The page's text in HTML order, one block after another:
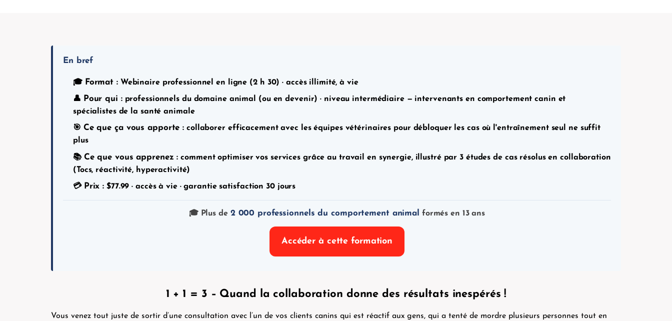
En bref
🎓 Format :Webinaire professionnel en ligne (2 h 30) · accès illimité, à vie
👤 Pour qui :professionnels du domaine animal (ou en devenir) · niveau intermédiaire — intervenants en comportement canin et
spécialistes de la santé animale
🎯 Ce que ça vous apporte : collaborer efficacement avec les équipes vétérinaires pour débloquer les cas où l'entraînement seul ne suffit
plus
📚 Ce que vous apprenez : comment optimiser vos services grâce au travail en synergie, illustré par 3 études de cas résolus en collaboration
(Tocs, réactivité, hyperactivité)
💳 Prix : $77.99 · accès à vie · garantie satisfaction 30 jours
🎓 Plus de 2 000 professionnels du comportement animal formés en 13 ans
Accéder à cette formation
1 + 1 = 3 – Quand la collaboration donne des résultats inespérés !
Vous venez tout juste de sortir d’une consultation avec l’un de vos clients canins qui est réactif aux gens, qui a tenté de mordre plusieurs personnes tout en